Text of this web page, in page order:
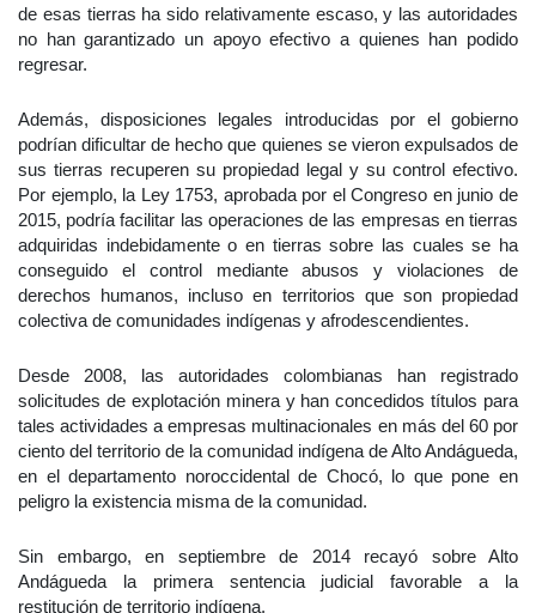
de esas tierras ha sido relativamente escaso, y las autoridades
no han garantizado un apoyo efectivo a quienes han podido
regresar.
Además, disposiciones legales introducidas por el gobierno
podrían dificultar de hecho que quienes se vieron expulsados de
sus tierras recuperen su propiedad legal y su control efectivo.
Por ejemplo, la Ley 1753, aprobada por el Congreso en junio de
2015, podría facilitar las operaciones de las empresas en tierras
adquiridas indebidamente o en tierras sobre las cuales se ha
conseguido el control mediante abusos y violaciones de
derechos humanos, incluso en territorios que son propiedad
colectiva de comunidades indígenas y afrodescendientes.
Desde 2008, las autoridades colombianas han registrado
solicitudes de explotación minera y han concedidos títulos para
tales actividades a empresas multinacionales en más del 60 por
ciento del territorio de la comunidad indígena de Alto Andágueda,
en el departamento noroccidental de Chocó, lo que pone en
peligro la existencia misma de la comunidad.
Sin embargo, en septiembre de 2014 recayó sobre Alto
Andágueda la primera sentencia judicial favorable a la
restitución de territorio indígena.